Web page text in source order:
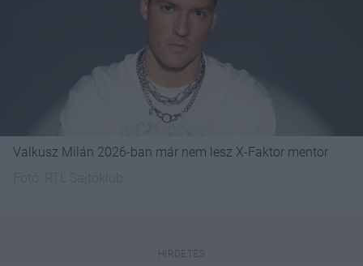
Valkusz Milán 2026-ban már nem lesz X-Faktor mentor